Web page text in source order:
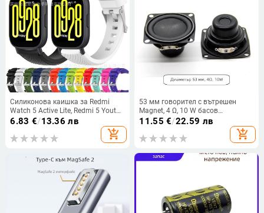
Силиконова каишка за Redmi
Watch 5 Active Lite, Redmi 5 Youth
Twill, каишка за гривна
6.83 €/13.36 лв
add_shopping_cart
53 мм говорител с вътрешен
Magnet, 4 Ω, 10 W басов
мултимедиен високоговорител
11.55 €/22.59 лв
add_shopping_cart